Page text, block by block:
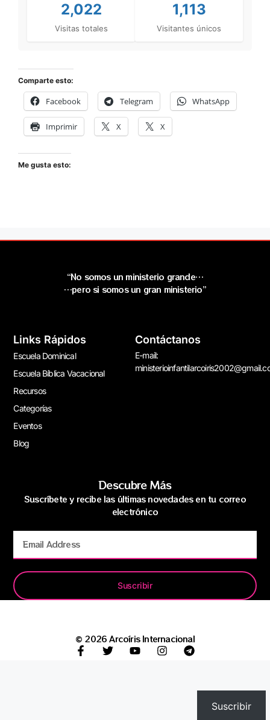
2,022
Visitas totales
1,113
Visitantes únicos
Comparte esto:
Facebook Telegram WhatsApp
Imprimir X X
Me gusta esto:
“No somos un ministerio grande…
…pero si somos un gran ministerio”
Links Rápidos
Escuela Dominical
Escuela Bíblica Vacacional
Recursos
Categorías
Eventos
Blog
Contáctanos
E-mail:
Descubre Más
Suscríbete y recibe las últimas novedades en tu correo
electrónico
Suscribir
© 2026 Arcoíris Internacional
Suscribir